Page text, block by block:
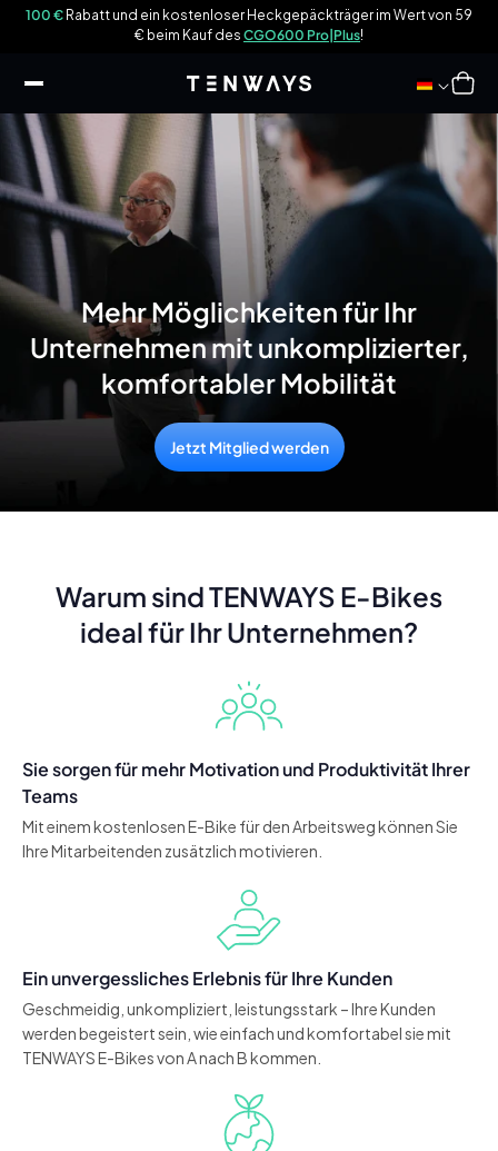
100 € Rabatt und ein kostenloser Heckgepäckträger im Wert von 59
€ beim Kauf des CGO600 Pro|Plus!
Mehr Möglichkeiten für Ihr
Unternehmen mit unkomplizierter,
komfortabler Mobilität
Jetzt Mitglied werden
Warum sind TENWAYS E-Bikes
ideal für Ihr Unternehmen?
Sie sorgen für mehr Motivation und Produktivität Ihrer
Teams
Mit einem kostenlosen E-Bike für den Arbeitsweg können Sie
Ihre Mitarbeitenden zusätzlich motivieren.
Ein unvergessliches Erlebnis für Ihre Kunden
Geschmeidig, unkompliziert, leistungsstark – Ihre Kunden
werden begeistert sein, wie einfach und komfortabel sie mit
TENWAYS E-Bikes von A nach B kommen.